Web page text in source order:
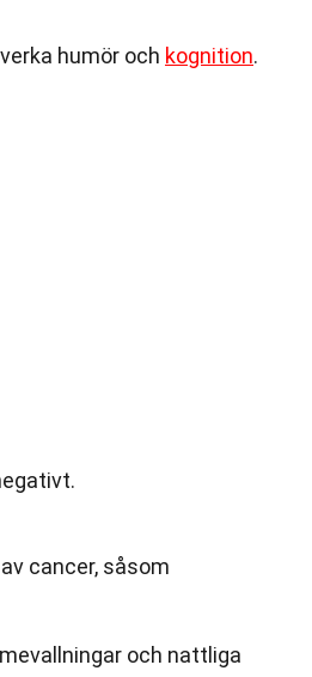
humör och kognition.
cancer, såsom
och nattliga